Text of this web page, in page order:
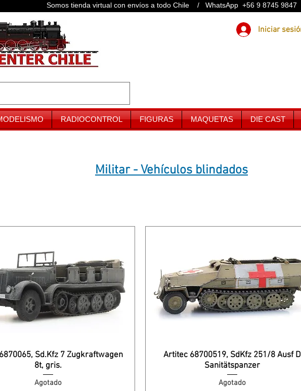
Somos tienda virtual con envíos a todo Chile / WhatsApp +56 9 8745 9847
RADIOCONTROL FIGURAS MAQUETAS DIE CAST
Militar - Vehículos blindados
Sd.Kfz 7 Zugkraftwagen
8t, gris.
Agotado
Artitec 68700519, SdKfz 251/8 Ausf D
Sanitätspanzer
Agotado